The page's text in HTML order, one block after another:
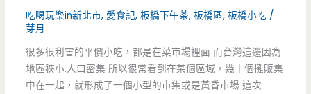
張
了
吧
大
魚
頭
吃喝玩樂in新北市, 愛食記,板橋下午茶,板橋區,板橋小吃 /
芽月
很多很利害的平價小吃，都是在菜市場裡面 而台灣這邊因為
地區狹小.人口密集 所以很常看到在某個區域，幾十個攤販集
中在一起，就形成了一個小型的市集或是黃昏市場 這次